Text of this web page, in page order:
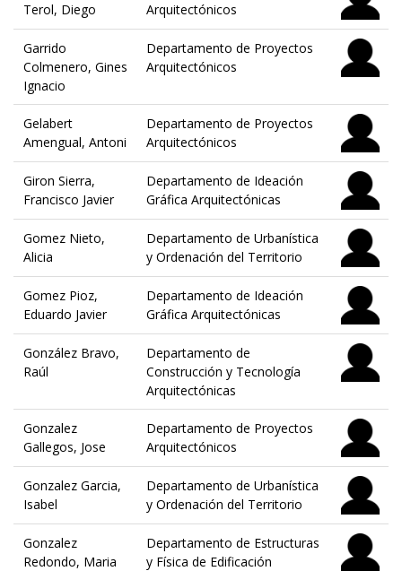
Terol, Diego
Arquitectónicos
Garrido
Colmenero, Gines
Ignacio
Departamento de Proyectos
Arquitectónicos
Gelabert
Amengual, Antoni
Departamento de Proyectos
Arquitectónicos
Giron Sierra,
Francisco Javier
Departamento de Ideación
Gráfica Arquitectónicas
Gomez Nieto,
Alicia
Departamento de Urbanística
y Ordenación del Territorio
Gomez Pioz,
Eduardo Javier
Departamento de Ideación
Gráfica Arquitectónicas
González Bravo,
Raúl
Departamento de
Construcción y Tecnología
Arquitectónicas
Gonzalez
Gallegos, Jose
Departamento de Proyectos
Arquitectónicos
Gonzalez Garcia,
Isabel
Departamento de Urbanística
y Ordenación del Territorio
Gonzalez
Redondo, Maria
Departamento de Estructuras
y Física de Edificación